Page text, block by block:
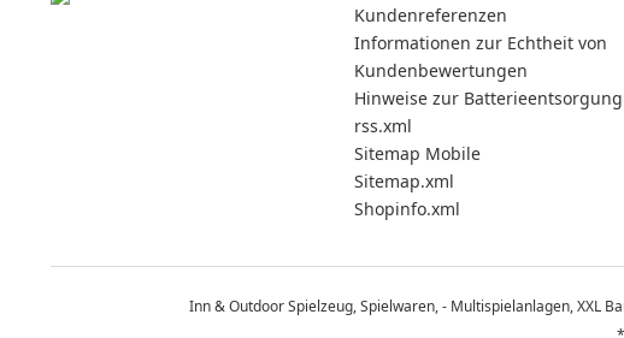
Kundenreferenzen
Informationen zur Echtheit von
Kundenbewertungen
Hinweise zur Batterieentsorgung
rss.xml
Sitemap Mobile
Sitemap.xml
Shopinfo.xml
Inn & Outdoor Spielzeug, Spielwaren, - Multispielanlagen, XXL